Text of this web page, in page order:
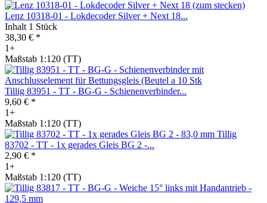
Lenz 10318-01 - Lokdecoder Silver + Next 18...
Inhalt 1 Stück
38,30 € *
1+
Maßstab 1:120 (TT)
Tillig 83951 - TT - BG-G - Schienenverbinder...
9,60 € *
1+
Maßstab 1:120 (TT)
Tillig
83702 - TT - 1x gerades Gleis BG 2 -...
2,90 € *
1+
Maßstab 1:120 (TT)